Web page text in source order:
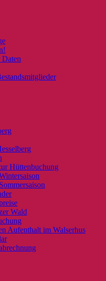
Hüttenbuchung
Wald
Aufenthalt im Walserhus